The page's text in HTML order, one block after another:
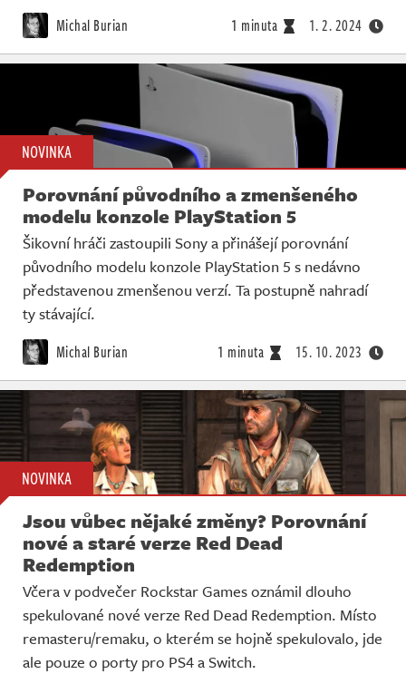
Michal Burian 1 minuta 1. 2. 2024
NOVINKA
Porovnání původního a zmenšeného
modelu konzole PlayStation 5
Šikovní hráči zastoupili Sony a přinášejí porovnání
původního modelu konzole PlayStation 5 s nedávno
představenou zmenšenou verzí. Ta postupně nahradí
ty stávající.
Michal Burian 1 minuta 15. 10. 2023
NOVINKA
Jsou vůbec nějaké změny? Porovnání
nové a staré verze Red Dead
Redemption
Včera v podvečer Rockstar Games oznámil dlouho
spekulované nové verze Red Dead Redemption. Místo
remasteru/remaku, o kterém se hojně spekulovalo, jde
ale pouze o porty pro PS4 a Switch.